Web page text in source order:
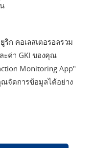
ก คอเลสเตอรอลรวม
ะค่า GKI ของคุณ
Monitoring App"
จัดการข้อมูลได้อย่าง